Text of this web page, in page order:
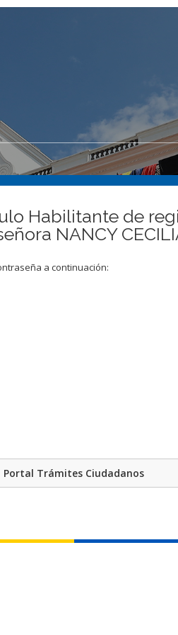
Habilitante de
NANCY
a continuación:
Portal Trámites Ciudadanos